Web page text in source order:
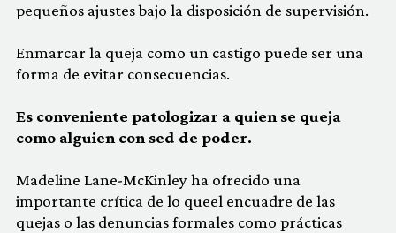
pequeños ajustes bajo la disposición de supervisión.
Enmarcar la queja como un castigo puede ser una
forma de evitar consecuencias.
Es conveniente patologizar a quien se queja
como alguien con sed de poder.
Madeline Lane-McKinley ha ofrecido una
importante crítica de lo queel encuadre de las
quejas o las denuncias formales como prácticas